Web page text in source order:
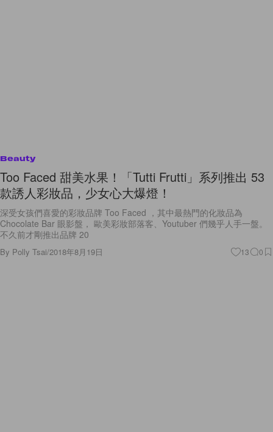
Beauty
Too Faced 甜美水果！「Tutti Frutti」系列推出 53
款誘人彩妝品，少女心大爆燈！
深受女孩們喜愛的彩妝品牌 Too Faced ，其中最熱門的化妝品為
Chocolate Bar 眼影盤， 歐美彩妝部落客、Youtuber 們幾乎人手一盤。
不久前才剛推出品牌 20
By Polly Tsai/2018年8月19日 13 0